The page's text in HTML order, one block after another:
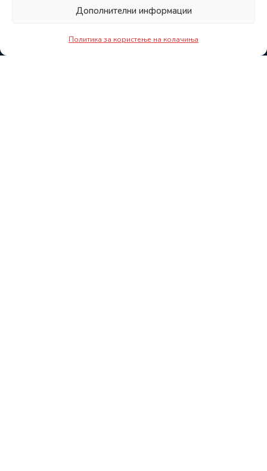
Дополнителни информации
Политика за користење на колачиња